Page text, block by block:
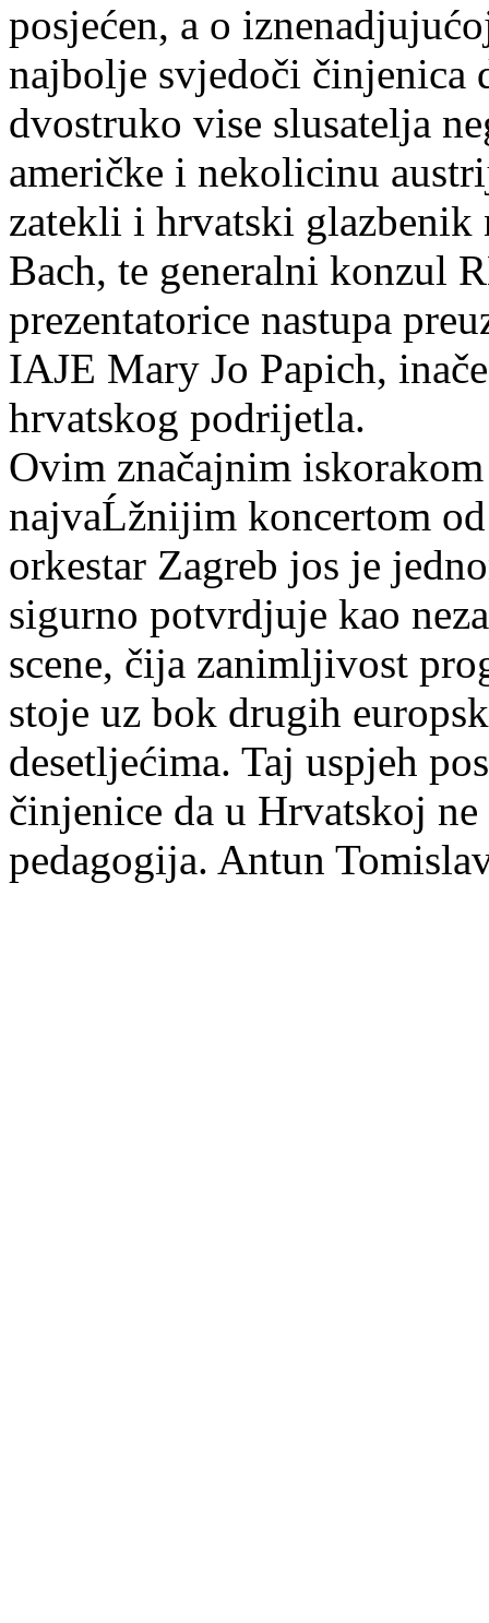
posjećen, a o
najbolje svjedoči činjenica
dvostruko vise slusatelja
američke i nekolicinu
zatekli i hrvatski glazbenik
Bach, te generalni konzul
prezentatorice nastupa
IAJE Mary Jo Papich,
hrvatskog podrijetla.
Ovim značajnim
najvaĹžnijim koncertom
orkestar Zagreb jos je
sigurno potvrdjuje kao
scene, čija zanimljivost
stoje uz bok drugih
desetljećima. Taj uspjeh
činjenice da u Hrvatskoj
pedagogija. Antun